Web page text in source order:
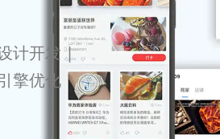
计开发 |
擎优化